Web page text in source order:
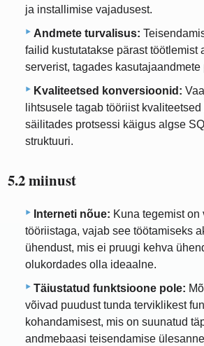
ja installimise vajadusest.
Andmete turvalisus:
failid kustutatakse pärast töötlemist
serverist, tagades kasutajaandmete
Kvaliteetsed konversioonid:
lihtsusele tagab tööriist
säilitades protsessi käigus algse
struktuuri.
5.2 miinust
Interneti nõue: Kuna tegemist
tööriistaga, vajab see töötamiseks
ühendust, mis ei pruugi kehva
olukordades olla ideaalne.
Täiustatud funktsioone pole:
võivad puudust tunda terviklikest
kohandamisest, mis on suunatud
andmebaasi teisendamise